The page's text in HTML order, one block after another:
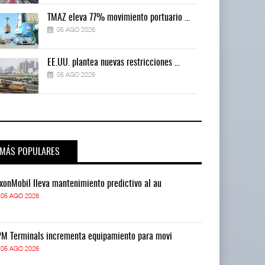
TMAZ eleva 77% movimiento portuario ...
05 AGO 2026
EE.UU. plantea nuevas restricciones ...
05 AGO 2026
MÁS POPULARES
lleva mantenimiento predictivo al au
05 AGO 2026
Terminals incrementa equipamiento para movi
05 AGO 2026